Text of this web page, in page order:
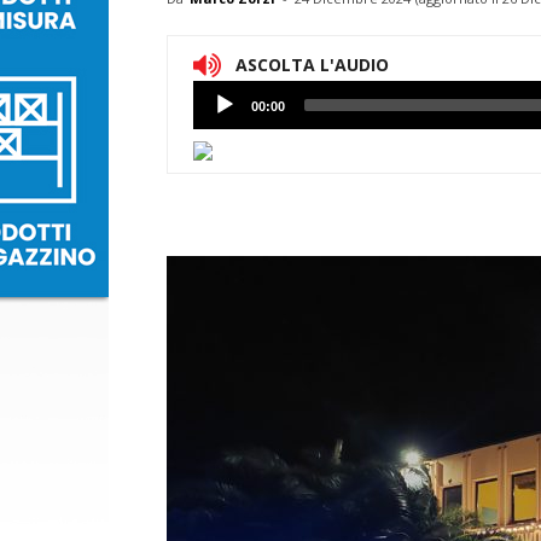
ASCOLTA L'AUDIO
Lettore
Audio
00:00